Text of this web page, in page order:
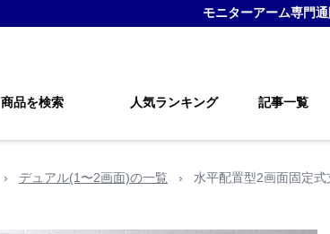
モニターアーム専門
商品を検索 人気ランキング 記事一覧
› デュアル(1〜2画面)の一覧 › 水平配置型2画面固定